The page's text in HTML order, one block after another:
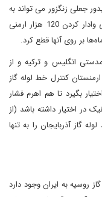
جعلی زنگزور می تواند به
این کشور فشار آورد. فراموش نکنیم که علیف برای وادار کردن 120 هزار ارمنی
بر روی آنها قطع کرد.
انگلیس و ترکیه و از
کنترل خط لوله گاز
بگیرد تا هم اهرم فشار
در اختیار داشته باشد (از
گاز آذربایجان را به تنها
روسیه به ایران وجود دارد